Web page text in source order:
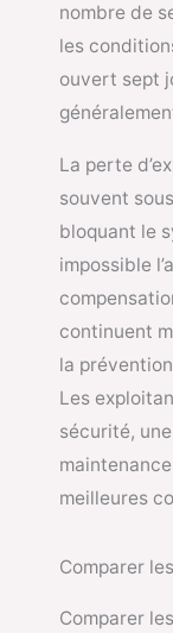
nombre de
les
ouvert sept
La perte
souvent
bloquant le
impossible
continuent
la
Les
sécurité,
meilleures
Comparer
Comparer